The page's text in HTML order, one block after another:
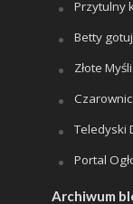
Przytulny
Betty
Złote
Teledyski
Portal
Archiwum